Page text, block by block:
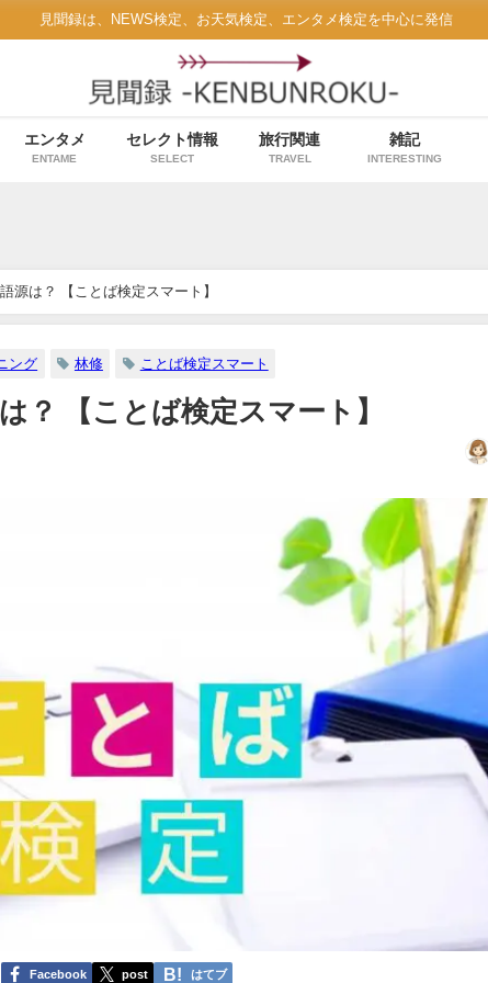
見聞録は、NEWS検定、お天気検定、エンタメ検定を中心に発信
エンタメ
ENTAME
セレクト情報
SELECT
旅行関連
TRAVEL
雑記
INTERESTING
源は？ 【ことば検定スマート】
ング 林修 ことば検定スマート
？ 【ことば検定スマート】
Facebook post はてブ